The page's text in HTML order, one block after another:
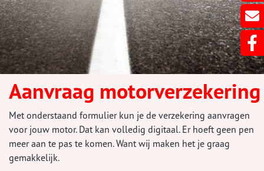
Aanvraag motorverzekering
Met onderstaand formulier kun je de verzekering aanvragen
voor jouw motor. Dat kan volledig digitaal. Er hoeft geen pen
meer aan te pas te komen. Want wij maken het je graag
gemakkelijk.